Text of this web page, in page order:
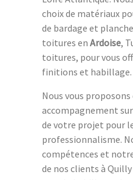
choix de matériaux
de bardage et
toitures en Ardoise,
toitures, pour vous
finitions et habillage.
Nous vous
accompagnement
de votre projet pour
professionnalisme.
compétences et
de nos clients à